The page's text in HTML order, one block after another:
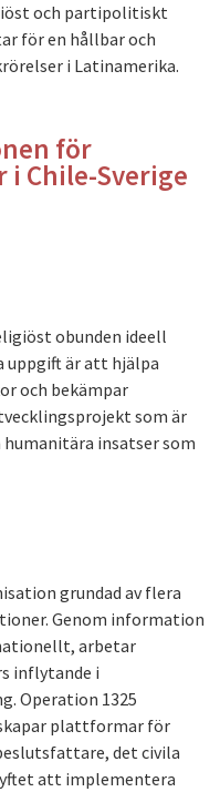
och partipolitiskt
för en hållbar och
i Latinamerika.
för
Chile-Sverige
för mänskliga
obunden ideell
uppgift är att hjälpa
och bekämpar
som är
insatser som
grundad av flera
Genom information
arbetar
inflytande i
Operation 1325
plattformar för
det civila
att implementera